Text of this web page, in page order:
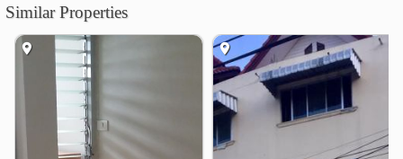
Chiang Mai University
ChiangMai Rajabhat University 2.3 km
Faculty of Pharmacy Chiang Mai University 2.7 km
Shopping
MAYA Lifestyle Shopping Center 1.3 km
Santitham plaza
Similar Properties